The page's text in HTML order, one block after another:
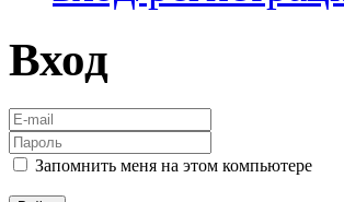
Вход
Запомнить меня на этом компьютере